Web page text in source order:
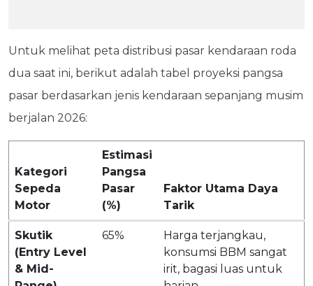
Untuk melihat peta distribusi pasar kendaraan roda
dua saat ini, berikut adalah tabel proyeksi pangsa
pasar berdasarkan jenis kendaraan sepanjang musim
berjalan 2026:
Kategori
Sepeda
Motor
Estimasi
Pangsa
Pasar
(%)
Faktor Utama Daya
Tarik
Skutik
(Entry Level
& Mid-
65%
Harga terjangkau,
konsumsi BBM sangat
irit, bagasi luas untuk